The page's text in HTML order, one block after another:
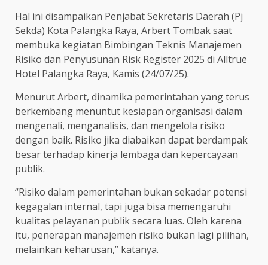
Hal ini disampaikan Penjabat Sekretaris Daerah (Pj
Sekda) Kota Palangka Raya, Arbert Tombak saat
membuka kegiatan Bimbingan Teknis Manajemen
Risiko dan Penyusunan Risk Register 2025 di Alltrue
Hotel Palangka Raya, Kamis (24/07/25).
Menurut Arbert, dinamika pemerintahan yang terus
berkembang menuntut kesiapan organisasi dalam
mengenali, menganalisis, dan mengelola risiko
dengan baik. Risiko jika diabaikan dapat berdampak
besar terhadap kinerja lembaga dan kepercayaan
publik.
“Risiko dalam pemerintahan bukan sekadar potensi
kegagalan internal, tapi juga bisa memengaruhi
kualitas pelayanan publik secara luas. Oleh karena
itu, penerapan manajemen risiko bukan lagi pilihan,
melainkan keharusan,” katanya.